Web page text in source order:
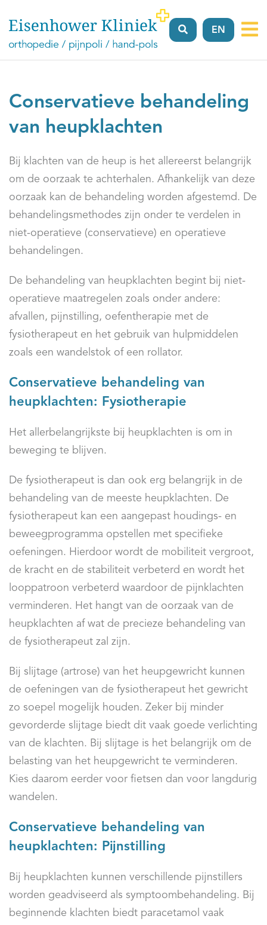
EN
Conservatieve behandeling
van heupklachten
Bij klachten van de heup is het allereerst belangrijk
om de oorzaak te achterhalen. Afhankelijk van deze
oorzaak kan de behandeling worden afgestemd. De
behandelingsmethodes zijn onder te verdelen in
niet-operatieve (conservatieve) en operatieve
behandelingen.
De behandeling van heupklachten begint bij niet-
operatieve maatregelen zoals onder andere:
afvallen, pijnstilling, oefentherapie met de
fysiotherapeut en het gebruik van hulpmiddelen
zoals een wandelstok of een rollator.
Conservatieve behandeling van
heupklachten: Fysiotherapie
Het allerbelangrijkste bij heupklachten is om in
beweging te blijven.
De fysiotherapeut is dan ook erg belangrijk in de
behandeling van de meeste heupklachten. De
fysiotherapeut kan een aangepast houdings- en
beweegprogramma opstellen met specifieke
oefeningen. Hierdoor wordt de mobiliteit vergroot,
de kracht en de stabiliteit verbeterd en wordt het
looppatroon verbeterd waardoor de pijnklachten
verminderen. Het hangt van de oorzaak van de
heupklachten af wat de precieze behandeling van
de fysiotherapeut zal zijn.
Bij slijtage (artrose) van het heupgewricht kunnen
de oefeningen van de fysiotherapeut het gewricht
zo soepel mogelijk houden. Zeker bij minder
gevorderde slijtage biedt dit vaak goede verlichting
van de klachten. Bij slijtage is het belangrijk om de
belasting van het heupgewricht te verminderen.
Kies daarom eerder voor fietsen dan voor langdurig
wandelen.
Conservatieve behandeling van
heupklachten: Pijnstilling
Bij heupklachten kunnen verschillende pijnstillers
worden geadviseerd als symptoombehandeling. Bij
beginnende klachten biedt paracetamol vaak